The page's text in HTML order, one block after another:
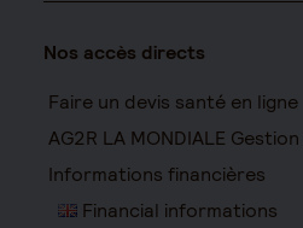
Nos accès directs
Faire un devis santé en ligne
AG2R LA MONDIALE
Informations financières
Financial informations